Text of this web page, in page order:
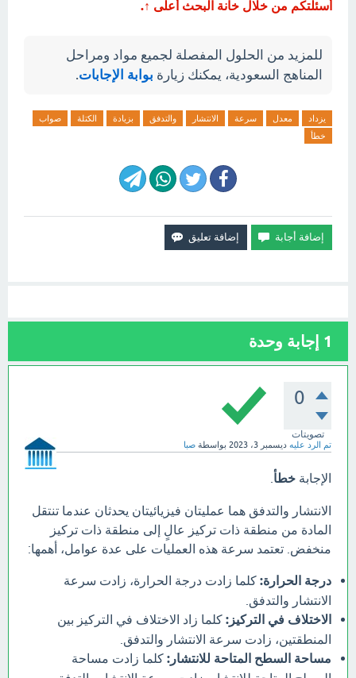
أسئلتكم من خلال خانة البحث أعلى ↑.
للمزيد من الحلول المفصلة لجميع مواد ومراحل
المناهج السعودية، يمكنك زيارة بوابة الإجابات.
يزداد معدل سرعة الانتشار والتدفق بزيادة الكتلة
صواب
خطأ
1 إجابة وحدة
0
تصويتات
تم الرد عليه ديسمبر 3، 2023 بواسطة صبا
الإجابة خطأ
الانتشار والتدفق هما عمليتان فيزيائيتان يحدثان عندما تنتقل
المادة من منطقة ذات تركيز عالٍ إلى منطقة ذات تركيز
منخفض. تعتمد سرعة هذه العمليات على عدة عوامل، أهمها:
درجة الحرارة: كلما زادت درجة الحرارة، زادت سرعة
الانتشار والتدفق.
الاختلاف في التركيز: كلما زاد الاختلاف في التركيز بين
المنطقتين، زادت سرعة الانتشار والتدفق.
مساحة السطح المتاحة للانتشار: كلما زادت مساحة